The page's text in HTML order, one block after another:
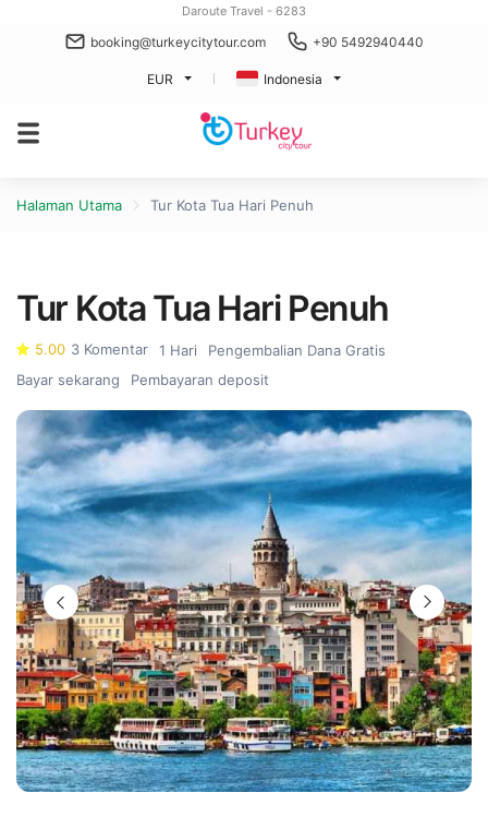
Daroute Travel - 6283
booking@turkeycitytour.com +90 5492940440
EUR Indonesia
Halaman Utama Tur Kota Tua Hari Penuh
Tur Kota Tua Hari Penuh
5.00 3 Komentar 1 Hari
Pengembalian Dana Gratis
Bayar sekarang
Pembayaran deposit